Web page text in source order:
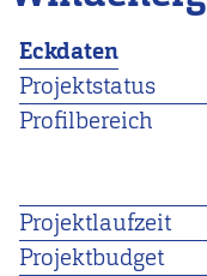
Eckdaten
Projektstatus
Profilbereich
Projektlaufzeit
Projektbudget